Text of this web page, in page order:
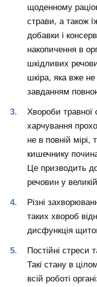
щоденному
страви, а також
добавки і
накопичення в
шкідливих
шкіра, яка вже
завданням
Хвороби
харчування
не в повній мірі,
кишечнику
Це призводить
речовин у великій
Різні
таких хвороб
дисфункція
Постійні стреси
Такі стану в
всій роботі